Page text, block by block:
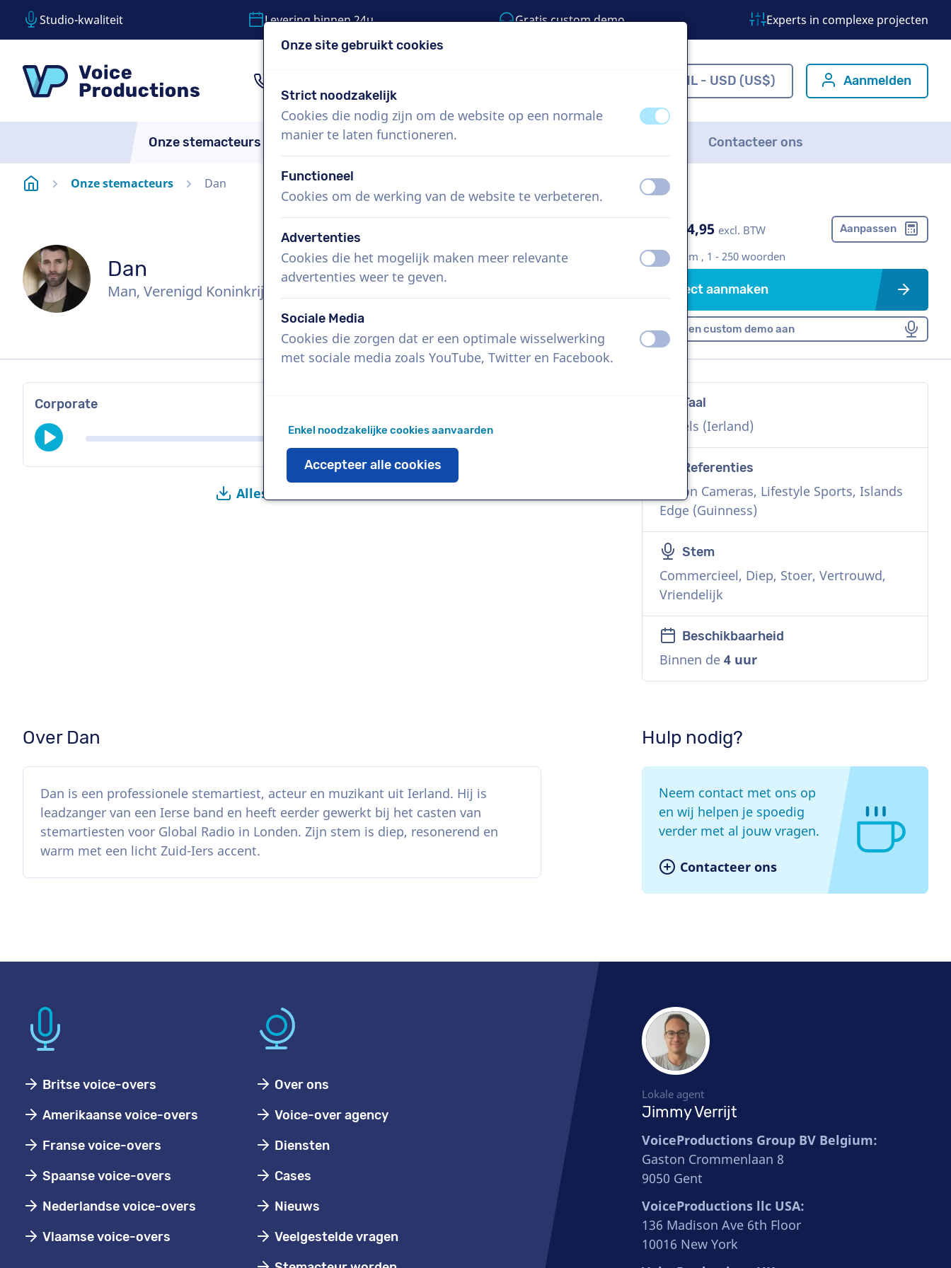
Studio-kwaliteit Levering binnen 24u Gratis custom demo Experts in complexe projecten
NL - USD (US$) Aanmelden
Onze stemacteurs Over ons Hoe werkt het? Contacteer ons
StartpaginaOnze stemacteurs Dan
Dan
Man, Verenigd Koninkrijk
US$ 304,95 excl. BTW Aanpassen
Bedrijfsfilm , 1 - 250 woorden
Project aanmaken
Vraag een custom demo aan
Taal
Engels (Ierland)
Referenties
Canon Cameras, Lifestyle Sports, Islands
Edge (Guinness)
Stem
Commercieel, Diep, Stoer, Vertrouwd,
Vriendelijk
Beschikbaarheid
Binnen de 4 uur
Corporate
Alles downloaden
Hulp nodig?
Neem contact met ons op
en wij helpen je spoedig
verder met al jouw vragen.
Contacteer ons
Over Dan
Dan is een professionele stemartiest, acteur en muzikant uit Ierland. Hij is
leadzanger van een Ierse band en heeft eerder gewerkt bij het casten van
stemartiesten voor Global Radio in Londen. Zijn stem is diep, resonerend en
warm met een licht Zuid-Iers accent.
Britse voice-overs
Amerikaanse voice-overs
Franse voice-overs
Spaanse voice-overs
Nederlandse voice-overs
Vlaamse voice-overs
Over ons
Voice-over agency
Diensten
Cases
Nieuws
Veelgestelde vragen
Lokale agent
Jimmy Verrijt
VoiceProductions Group BV Belgium:
Gaston Crommenlaan 8
9050 Gent
VoiceProductions llc USA:
136 Madison Ave 6th Floor
10016 New York
Onze site gebruikt cookies
Strict noodzakelijk
Cookies die nodig zijn om de website op een normale
manier te laten functioneren.
uit aan
Functioneel
Cookies om de werking van de website te verbeteren. uit aan
Advertenties
Cookies die het mogelijk maken meer relevante
advertenties weer te geven.
uit aan
Sociale Media
Cookies die zorgen dat er een optimale wisselwerking
met sociale media zoals YouTube, Twitter en Facebook.
uit aan
Enkel noodzakelijke cookies aanvaarden
Accepteer alle cookies